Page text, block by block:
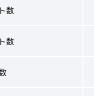
数
数